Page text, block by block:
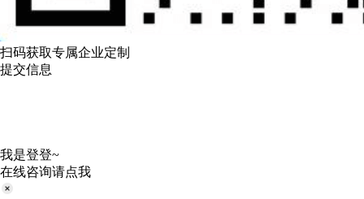
扫码获取专属企业定制
提交信息
我是登登~
在线咨询请点我